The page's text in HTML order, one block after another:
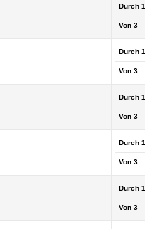
Durch 1
Von 3
Durch 1
Von 3
Durch 1
Von 3
Durch 1
Von 3
Durch 1
Von 3